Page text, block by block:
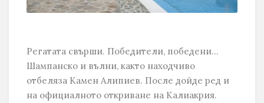
Регатата свърши. Победители, победени...
Шампанско и вълни, както находчиво
отбеляза Камен Алипиев. После дойде ред и
на официалното откриване на Калиакрия.